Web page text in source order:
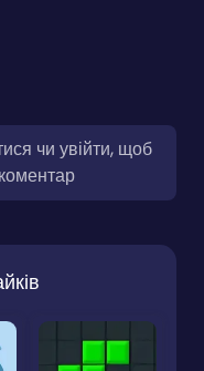
чи увійти, щоб